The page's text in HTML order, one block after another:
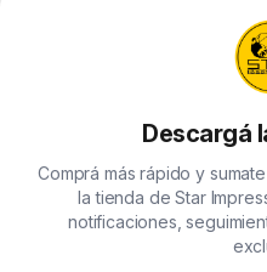
Descargá
Comprá más rápido y
la tienda de Star
notificaciones,